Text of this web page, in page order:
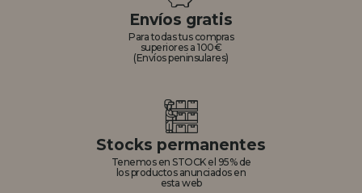
Envíos gratis
Para todas tus compras
superiores a 100€
(Envíos peninsulares)
Stocks permanentes
Tenemos en STOCK el 95% de
los productos anunciados en
esta web